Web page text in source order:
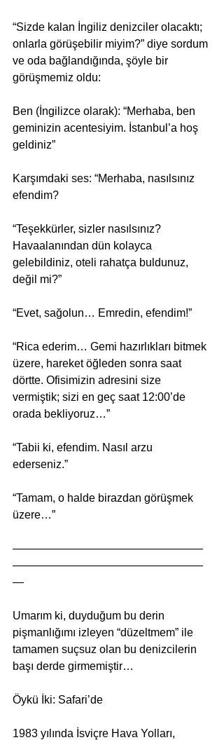
“Sizde kalan İngiliz denizciler olacaktı;
onlarla görüşebilir miyim?” diye sordum
ve oda bağlandığında, şöyle bir
görüşmemiz oldu:
Ben (İngilizce olarak): “Merhaba, ben
geminizin acentesiyim. İstanbul’a hoş
geldiniz”
Karşımdaki ses: “Merhaba, nasılsınız
efendim?
“Teşekkürler, sizler nasılsınız?
Havaalanından dün kolayca
gelebildiniz, oteli rahatça buldunuz,
değil mi?”
“Evet, sağolun… Emredin, efendim!”
“Rica ederim… Gemi hazırlıkları bitmek
üzere, hareket öğleden sonra saat
dörtte. Ofisimizin adresini size
vermiştik; sizi en geç saat 12:00’de
orada bekliyoruz…”
“Tabii ki, efendim. Nasıl arzu
ederseniz.”
“Tamam, o halde birazdan görüşmek
üzere…”
—————————————————
—————————————————
—
Umarım ki, duyduğum bu derin
pişmanlığımı izleyen “düzeltmem” ile
tamamen suçsuz olan bu denizcilerin
başı derde girmemiştir…
Öykü İki: Safari’de
1983 yılında İsviçre Hava Yolları,